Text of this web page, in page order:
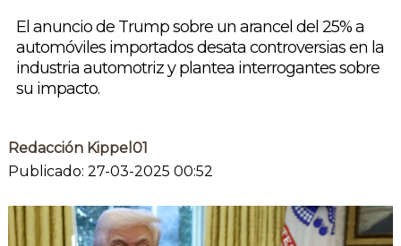
El anuncio de Trump sobre un arancel del 25% a
automóviles importados desata controversias en la
industria automotriz y plantea interrogantes sobre
su impacto.
Redacción Kippel01
Publicado: 27-03-2025 00:52